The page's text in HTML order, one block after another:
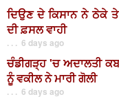
ਦਿਉਣ ਦੇ ਕਿਸਾਨ ਨੇ ਠੇਕੇ
ਦੀ ਫ਼ਸਲ ਵਾਹੀ
. . . 6 days ago
ਚੰਡੀਗੜ੍ਹ 'ਚ ਅਦਾਲਤੀ
ਨੂੰ ਵਕੀਲ ਨੇ ਮਾਰੀ ਗੋਲੀ
. . . 6 days ago